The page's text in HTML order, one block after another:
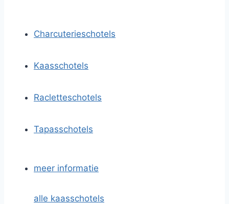
Charcuterieschotels
Kaasschotels
Racletteschotels
Tapasschotels
meer informatie
alle kaasschotels